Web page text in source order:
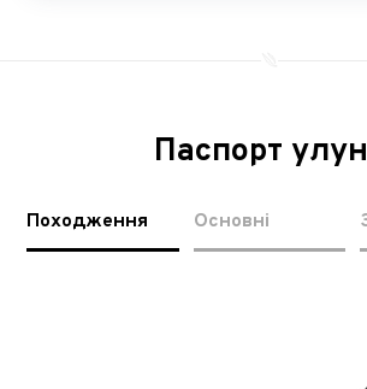
Паспорт
Походження Основні